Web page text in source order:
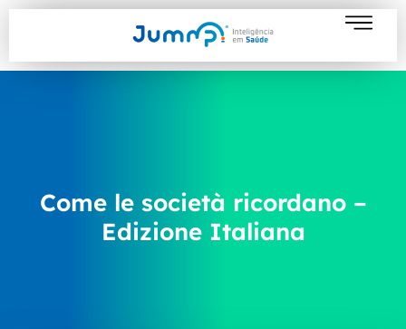
Come le società ricordano –
Edizione Italiana